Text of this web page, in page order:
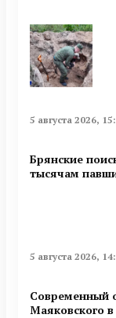
5 августа 2026,
Брянские
тысячам
5 августа 2026,
Современный
Маяковского